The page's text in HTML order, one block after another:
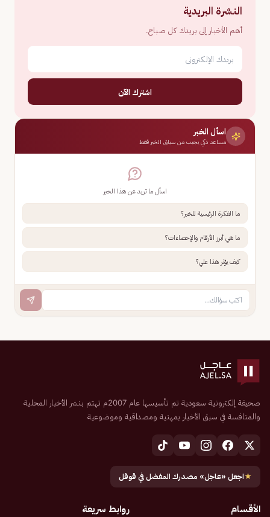
النشرة البريدية
أهم الأخبار إلى بريدك كل صباح.
اشترك الآن
اسأل الخبر
مساعد ذكي يجيب من سياق الخبر فقط
اسأل ما تريد عن هذا الخبر
ما الفكرة الرئيسية للخبر؟
ما هي أبرز الأرقام والإحصاءات؟
كيف يؤثر هذا علي؟
صحيفة إلكترونية سعودية تم تأسيسها عام 2007م تهتم بنشر الأخبار المحلية
والمنافسة في سبق الأخبار بمهنية ومصداقية وموضوعية
★اجعل «عاجل» مصدرك المفضل في قوقل
الأقسام روابط سريعة